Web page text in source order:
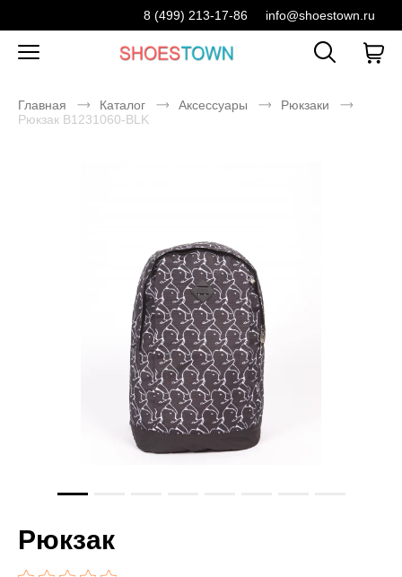
8 (499) 213-17-86 info@shoestown.ru
Главная Каталог Аксессуары
Рюкзаки
Рюкзак B1231060-BLK
Рюкзак